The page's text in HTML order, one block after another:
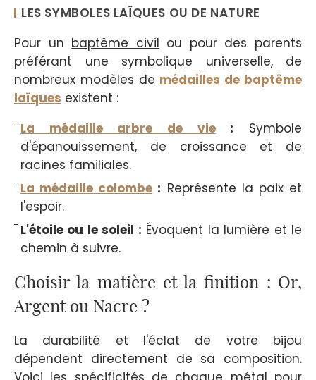
LES SYMBOLES LAÏQUES OU DE NATURE
Pour un baptême civil ou pour des parents
préférant une symbolique universelle, de
nombreux modèles de médailles de baptême
laïques existent :
La médaille arbre de vie: Symbole
d'épanouissement, de croissance et de
racines familiales.
La médaille colombe : Représente la paix et
l'espoir.
L'étoile ou le soleil : Évoquent la lumière et le
chemin à suivre.
Choisir la matière et la finition : Or,
Argent ou Nacre ?
La durabilité et l'éclat de votre bijou
dépendent directement de sa composition.